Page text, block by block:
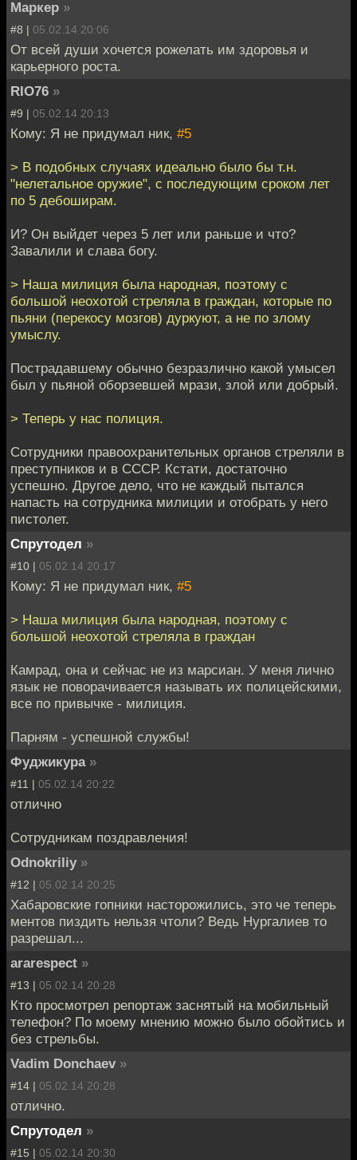
Маркер »
#8 | 05.02.14 20:06
От всей души хочется рожелать им здоровья и
карьерного роста.
RIO76 »
#9 | 05.02.14 20:13
Кому: Я не придумал ник, #5
> В подобных случаях идеально было бы т.н.
"нелетальное оружие", с последующим сроком лет
по 5 дебоширам.
И? Он выйдет через 5 лет или раньше и что?
Завалили и слава богу.
> Наша милиция была народная, поэтому с
большой неохотой стреляла в граждан, которые по
пьяни (перекосу мозгов) дуркуют, а не по злому
умыслу.
Пострадавшему обычно безразлично какой умысел
был у пьяной оборзевшей мрази, злой или добрый.
> Теперь у нас полиция.
Сотрудники правоохранительных органов стреляли в
преступников и в СССР. Кстати, достаточно
успешно. Другое дело, что не каждый пытался
напасть на сотрудника милиции и отобрать у него
пистолет.
Спрутодел »
#10 | 05.02.14 20:17
Кому: Я не придумал ник, #5
> Наша милиция была народная, поэтому с
большой неохотой стреляла в граждан
Камрад, она и сейчас не из марсиан. У меня лично
язык не поворачивается называть их полицейскими,
все по привычке - милиция.
Парням - успешной службы!
Фуджикура »
#11 | 05.02.14 20:22
отлично
Сотрудникам поздравления!
Odnokriliy »
#12 | 05.02.14 20:25
Хабаровские гопники насторожились, это че теперь
ментов пиздить нельзя чтоли? Ведь Нургалиев то
разрешал...
ararespect »
#13 | 05.02.14 20:28
Кто просмотрел репортаж заснятый на мобильный
телефон? По моему мнению можно было обойтись и
без стрельбы.
Vadim Donchaev »
#14 | 05.02.14 20:28
отлично.
Спрутодел »
#15 | 05.02.14 20:30